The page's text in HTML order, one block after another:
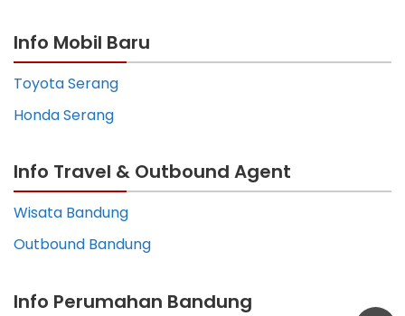
Info Mobil Baru
Toyota Serang
Honda Serang
Info Travel & Outbound Agent
Wisata Bandung
Outbound Bandung
Info Perumahan Bandung